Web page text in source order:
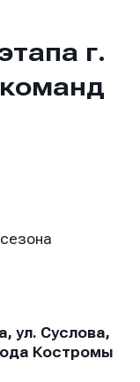
г.
ул. Суслова,
Костромы